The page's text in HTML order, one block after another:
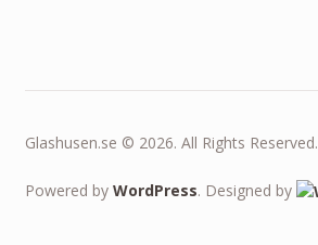
Glashusen.se © 2026. All Rights Reserved.
Powered by WordPress. Designed by